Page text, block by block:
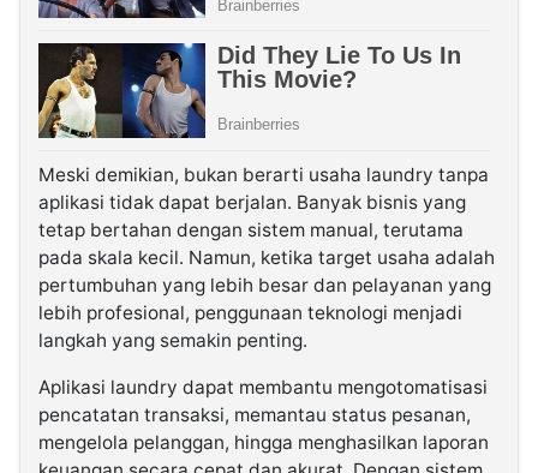
Meski demikian, bukan berarti usaha laundry tanpa
aplikasi tidak dapat berjalan. Banyak bisnis yang
tetap bertahan dengan sistem manual, terutama
pada skala kecil. Namun, ketika target usaha adalah
pertumbuhan yang lebih besar dan pelayanan yang
lebih profesional, penggunaan teknologi menjadi
langkah yang semakin penting.
Aplikasi laundry dapat membantu mengotomatisasi
pencatatan transaksi, memantau status pesanan,
mengelola pelanggan, hingga menghasilkan laporan